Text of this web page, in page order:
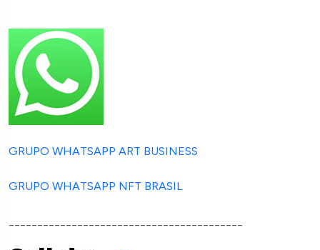
GRUPO WHATSAPP ART BUSINESS
GRUPO WHATSAPP NFT BRASIL